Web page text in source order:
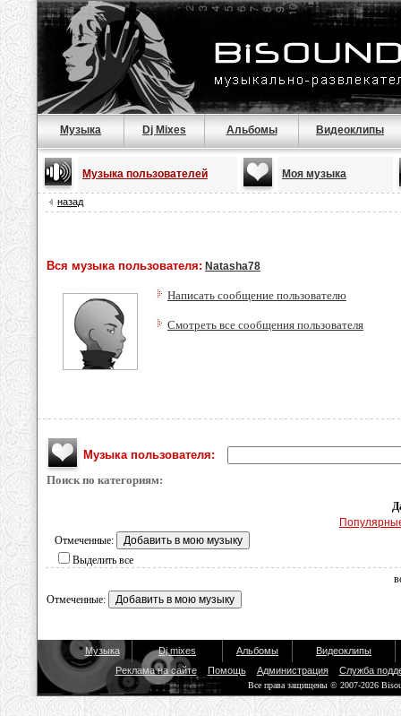
Музыка Dj Mixes Альбомы Видеоклипы
Музыка пользователей Моя музыка
назад
Вся музыка пользователя: Natasha78
Написать сообщение пользователю
Смотреть все сообщения пользователя
Музыка пользователя:
Поиск по категориям:
Отмеченные:
Выделить все
Отмеченные:
Музыка Dj mixes Альбомы
Видеоклипы
Реклама на сайте
Помощь Администрация Служба
Все права защищены © 2007-2026